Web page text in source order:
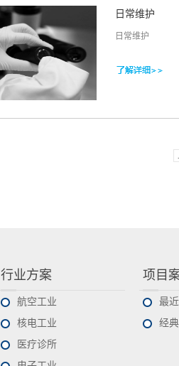
日常维护
日常维护
行业方案
航空工业
核电工业
医疗诊所
项目
最
经